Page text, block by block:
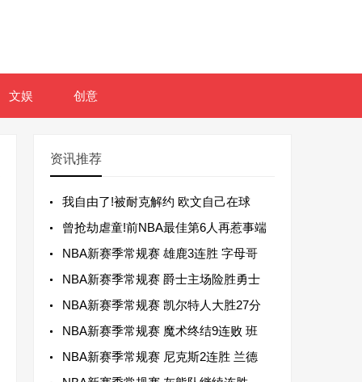
文娱 创意
资讯推荐
我自由了!被耐克解约 欧文自己在球
曾抢劫虐童!前NBA最佳第6人再惹事端
NBA新赛季常规赛 雄鹿3连胜 字母哥
NBA新赛季常规赛 爵士主场险胜勇士
NBA新赛季常规赛 凯尔特人大胜27分
NBA新赛季常规赛 魔术终结9连败 班
NBA新赛季常规赛 尼克斯2连胜 兰德